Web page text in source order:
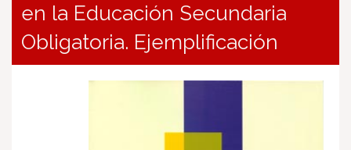
en la Educación Secundaria
Obligatoria. Ejemplificación